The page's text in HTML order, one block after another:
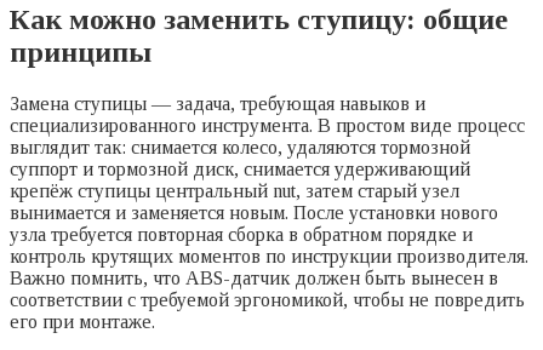
Как можно заменить ступицу: общие
принципы
Замена ступицы — задача, требующая навыков и
специализированного инструмента. В простом виде процесс
выглядит так: снимается колесо, удаляются тормозной
суппорт и тормозной диск, снимается удерживающий
крепёж ступицы центральный nut, затем старый узел
вынимается и заменяется новым. После установки нового
узла требуется повторная сборка в обратном порядке и
контроль крутящих моментов по инструкции производителя.
Важно помнить, что ABS-датчик должен быть вынесен в
соответствии с требуемой эргономикой, чтобы не повредить
его при монтаже.